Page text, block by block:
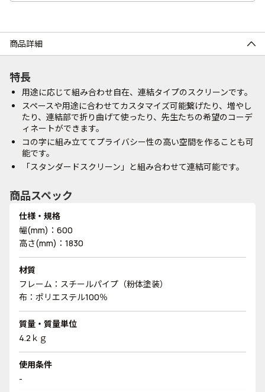
商品詳細
特長
用途に応じて組み合わせ自在、連結タイプのスクリーンです。
スペースや用途に合わせてカスタマイズ可能繋げたり、増やし
たり、連結部で折り曲げて使ったり、先生たちの希望のコーデ
ィネートができます。
コの字に組み立ててプライバシー性の高い空間を作ることも可
能です。
「スタンダードスクリーン」と組み合わせて連結可能です。
商品スペック
仕様・規格
幅(mm)：600
高さ(mm)：1830
材質
フレーム：スチールパイプ（粉体塗装）
布：ポリエステル100％
質量・質量単位
4.2ｋｇ
使用条件
-